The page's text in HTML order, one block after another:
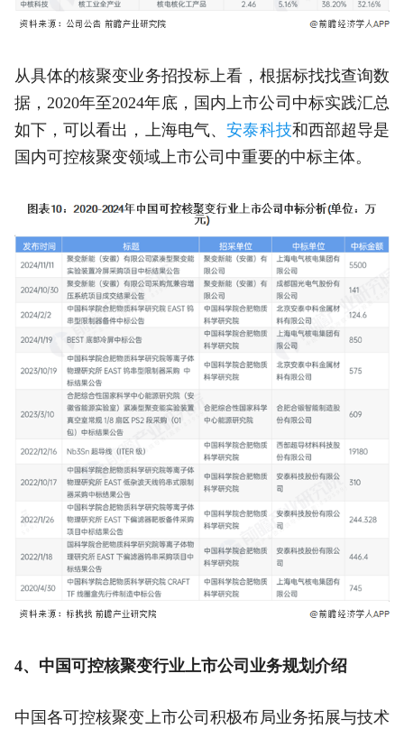
从具体的核聚变业务招投标上看，根据标找找查询数
据，2020年至2024年底，国内上市公司中标实践汇总
如下，可以看出，上海电气、安泰科技和西部超导是
国内可控核聚变领域上市公司中重要的中标主体。
4、中国可控核聚变行业上市公司业务规划介绍
中国各可控核聚变上市公司积极布局业务拓展与技术